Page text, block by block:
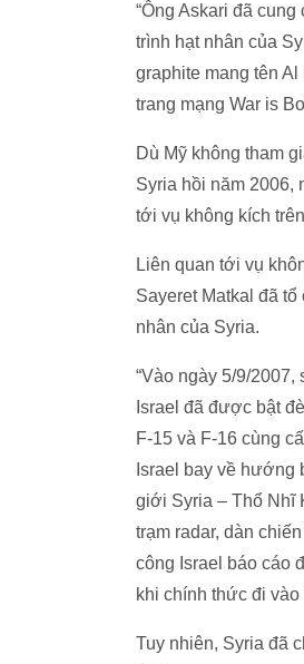
“Ông Askari đã
trình hạt nhân của
graphite mang tên
trang mạng War is
Dù Mỹ không tham
Syria hồi năm 2006,
tới vụ không kích
Liên quan tới vụ
Sayeret Matkal đã
nhân của Syria.
“Vào ngày 5/9/
Israel đã được bật
F-15 và F-16 cùng
Israel bay về hướng
giới Syria – Thổ Nhĩ
trạm radar, dàn
công Israel báo cáo
khi chính thức đi
Tuy nhiên, Syria đã